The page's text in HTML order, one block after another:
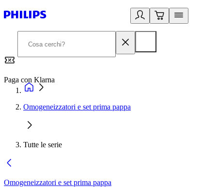
Paga con Klarna
Omogeneizzatori e set prima pappa
Tutte le serie
Omogeneizzatori e set prima pappa